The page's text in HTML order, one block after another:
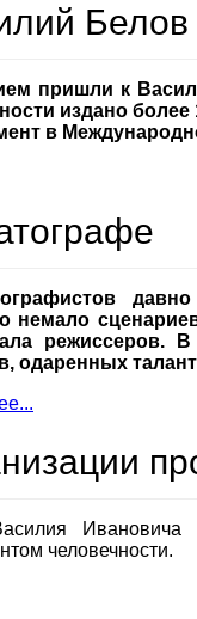
Белов
пришли к
издано
в
немало
режиссеров.
одаренных
человечности.